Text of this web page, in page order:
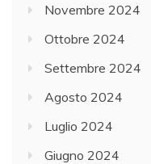
Novembre 2024
Ottobre 2024
Settembre 2024
Agosto 2024
Luglio 2024
Giugno 2024